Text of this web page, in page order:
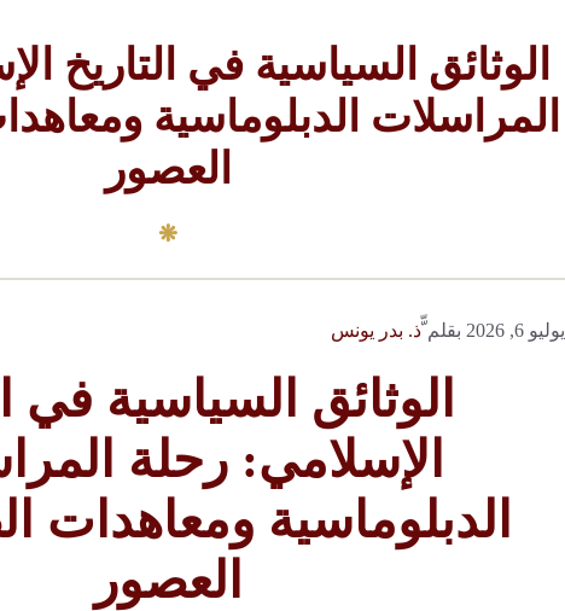
الوثائق السياسية في التاريخ
المراسلات الدبلوماسية
العصور
يوليو 6, 2026 بقلمّّذ. بدر يونس
الوثائق السياسية في
الإسلامي: رحلة
الدبلوماسية ومعاهدات
العصور